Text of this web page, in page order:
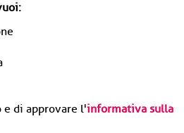
di approvare l'informativa sulla